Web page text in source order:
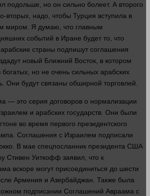
подольше, но он сильно болеет. А второго
вторых, надо, чтобы Турция вступила в
миром. Я думаю , что главным
событий в Иране будет то, что
страны подпишут соглашения
новый Ближний Восток, в котором
богатых, но не очень сильных арабских
Они будут связаны обширной торговлей.
— это серия договоров о нормализации
и арабских государств. Они были
во время первого президентского
Соглашения с Израилем подписали
В мае спецпосланник президента США
Стивен Уиткофф заявил, что к
вскоре могут присоединиться до шести
Армения и Азербайджан. Также была
подписании Соглашений Авраама с